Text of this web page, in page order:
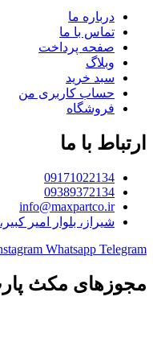
درباره ما
تماس با ما
صفحه پرداخت
وبلاگ
سبد خرید
حساب کاربری من
فروشگاه
ارتباط با ما
09171022134
09389372134
info@maxpartco.ir
شیراز، بلوار امیر
Whatsapp Telegram
مجوزهای مکث